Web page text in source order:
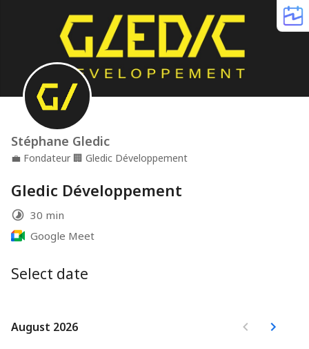
Stéphane Gledic
💼 Fondateur 🏢 Gledic Développement
Gledic Développement
30 min
Google Meet
Select date
August 2026
August 2026